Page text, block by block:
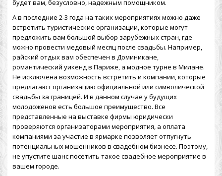
будет вам, безусловно, надежным помощником.
А в последние 2-3 года на таких мероприятиях можно даже
встретить туристические организации, которые могут
предложить вам большой выбор зарубежных стран, где
можно провести медовый месяц после свадьбы. Например,
райский отдых вам обеспечен в Доминикане,
романтический уикенд в Париже, а модное турне в Милане.
Не исключена возможность встретить и компании, которые
предлагают организацию официальной или символической
свадьбы за границей. И в данном случае у будущих
молодоженов есть большое преимущество. Все
представленные на выставке фирмы юридически
проверяются организаторами мероприятия, а оплата
компаниями за участие в ярмарке позволяет отпугнуть
потенциальных мошенников в свадебном бизнесе. Поэтому,
не упустите шанс посетить такое свадебное мероприятие в
вашем городе.